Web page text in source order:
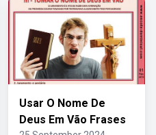
Usar O Nome De
Deus Em Vão Frases